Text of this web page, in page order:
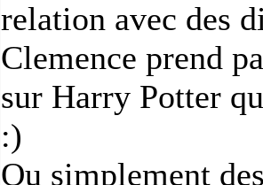
relation avec des
Clemence prend
sur Harry Potter
:)
Ou simplement